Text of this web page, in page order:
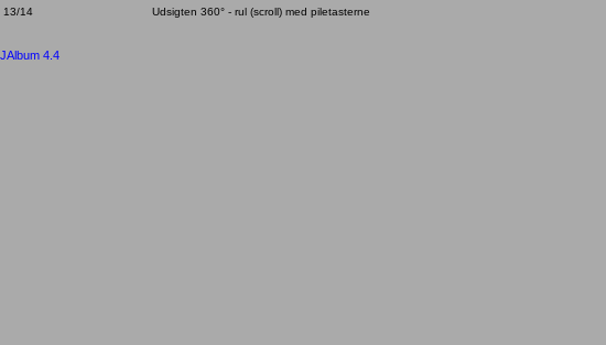
13/14 Udsigten 360° - rul (scroll) med piletasterne
JAlbum 4.4